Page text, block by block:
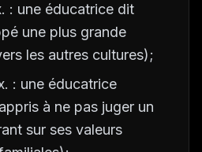
: une éducatrice dit
une plus grande
les autres cultures);
: une éducatrice
à ne pas juger un
sur ses valeurs